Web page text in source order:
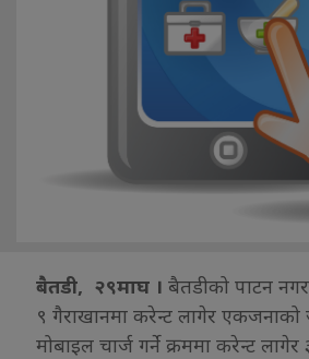
बैतडी, २९माघ । बैतडीको पाटन
९ गैराखानमा करेन्ट लागेर
मोबाइल चार्ज गर्ने क्रममा करेन्ट लागेर